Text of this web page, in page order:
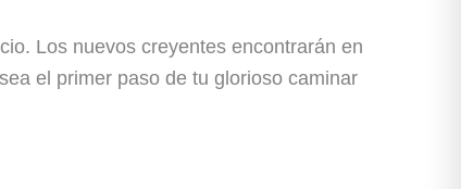
Los nuevos creyentes encontrarán en
el primer paso de tu glorioso caminar